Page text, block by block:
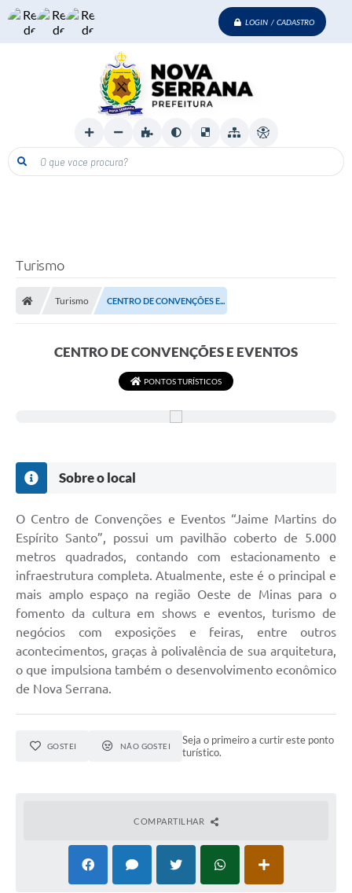
LOGIN / CADASTRO
O que voce procura?
Turismo
Turismo CENTRO DE CONVENÇÕES E...
CENTRO DE CONVENÇÕES E EVENTOS
PONTOS TURÍSTICOS
Sobre o local
O Centro de Convenções e Eventos “Jaime Martins do
Espírito Santo”, possui um pavilhão coberto de 5.000
metros quadrados, contando com estacionamento e
infraestrutura completa. Atualmente, este é o principal e
mais amplo espaço na região Oeste de Minas para o
fomento da cultura em shows e eventos, turismo de
negócios com exposições e feiras, entre outros
acontecimentos, graças à polivalência de sua arquitetura,
o que impulsiona também o desenvolvimento econômico
de Nova Serrana.
GOSTEI NÃO GOSTEI
Seja o primeiro a curtir este ponto
turístico.
COMPARTILHAR